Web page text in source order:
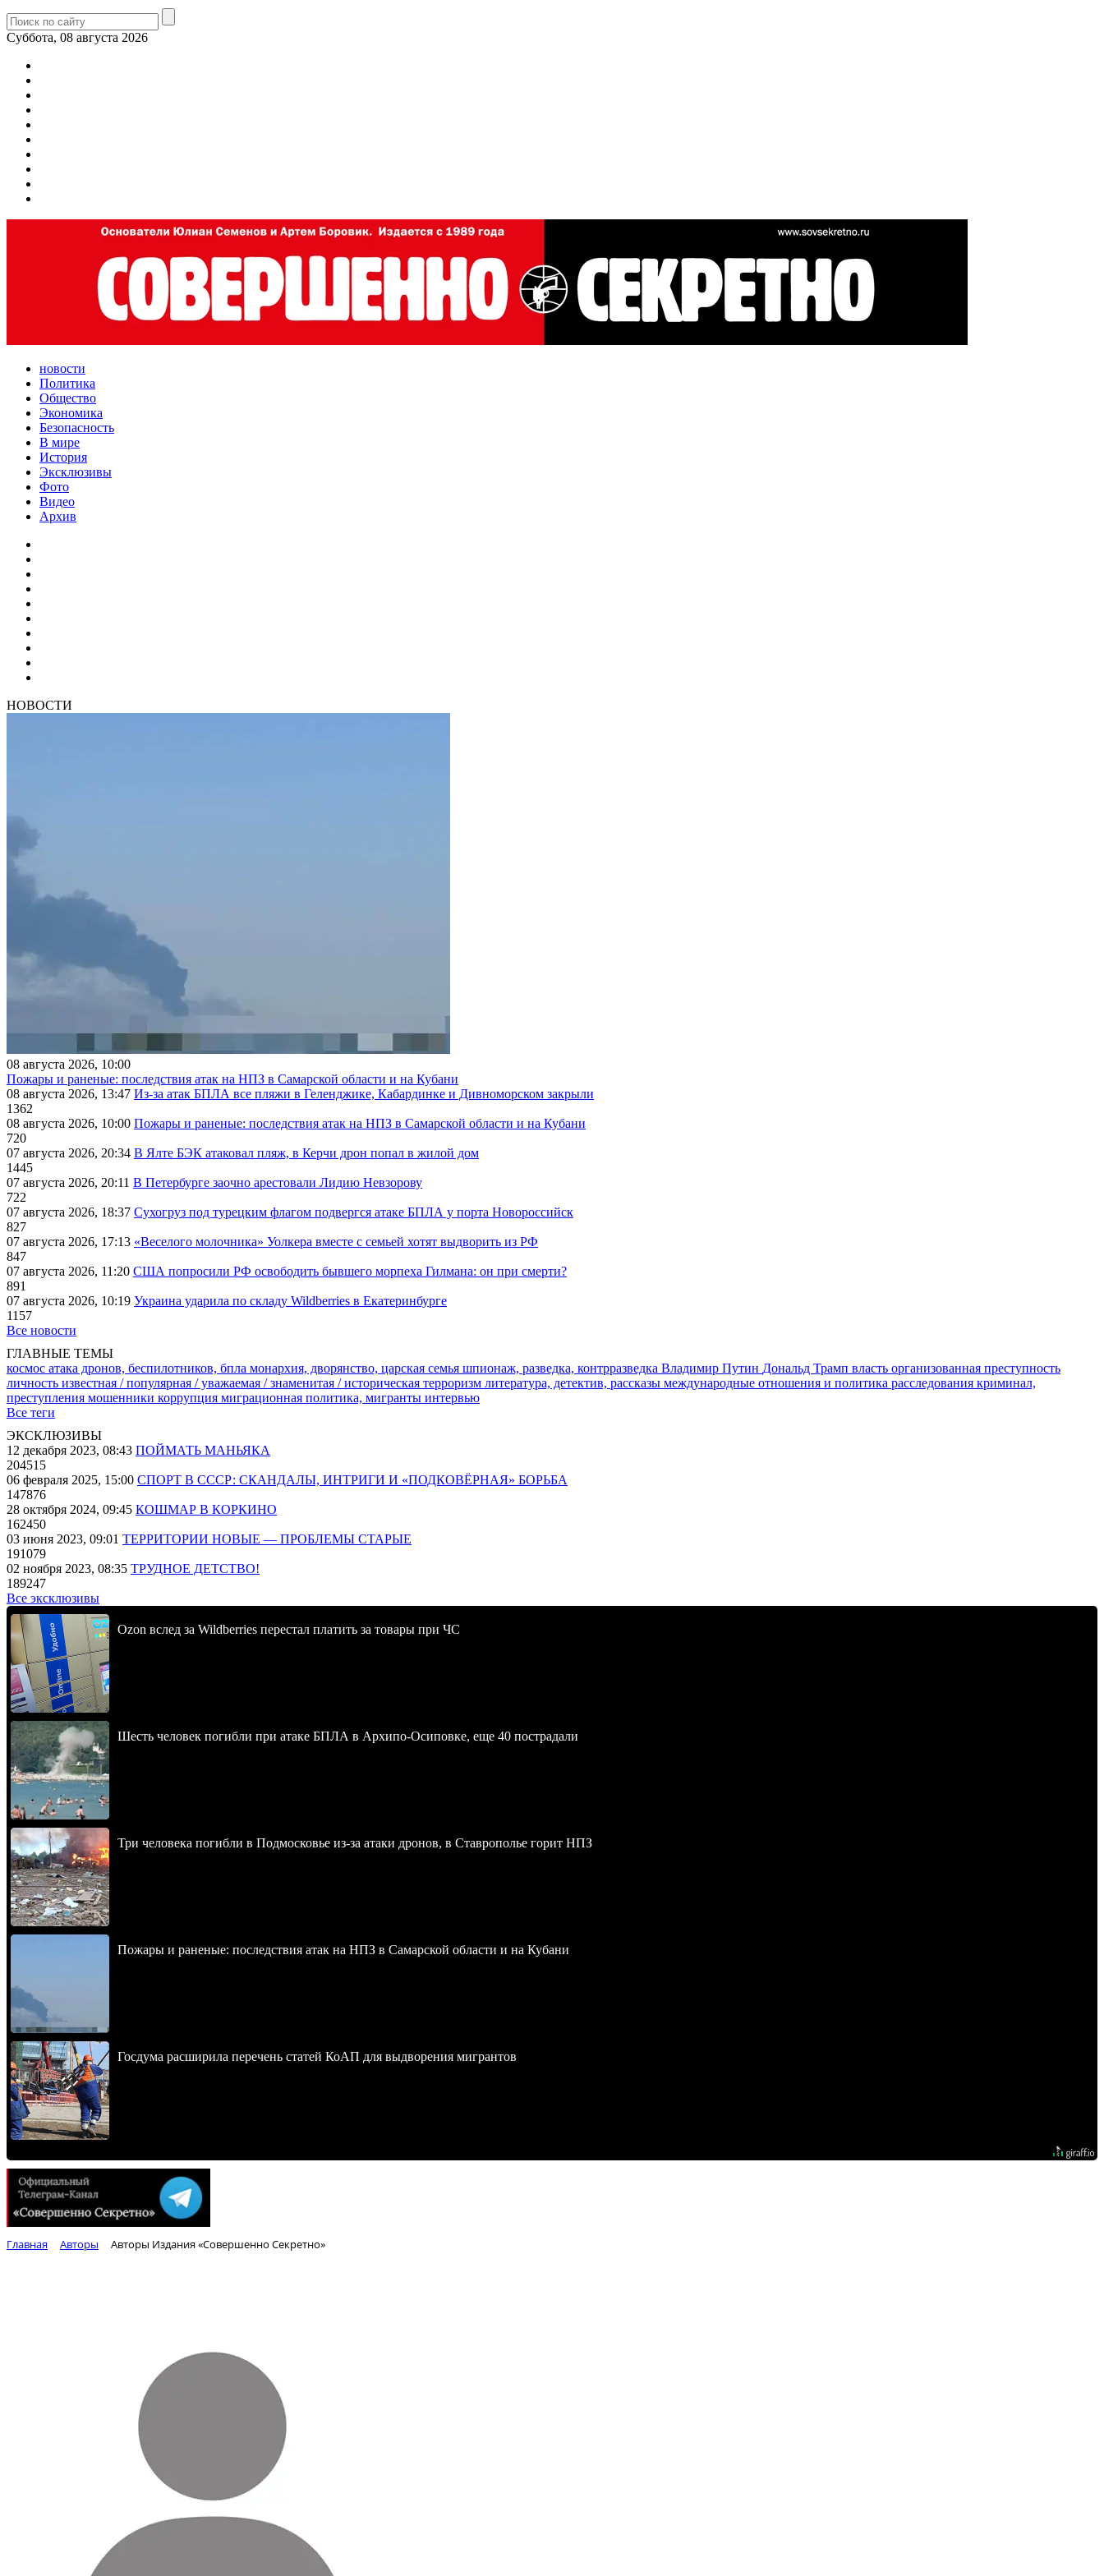
Суббота, 08 августа 2026
новости
Политика
Общество
Экономика
Безопасность
В мире
История
Эксклюзивы
Фото
Видео
Архив
НОВОСТИ
08 августа 2026, 10:00
Пожары и раненые: последствия атак на НПЗ в Самарской области и на Кубани
08 августа 2026, 13:47 Из-за атак БПЛА все пляжи в Геленджике, Кабардинке и Дивноморском закрыли
1362
08 августа 2026, 10:00 Пожары и раненые: последствия атак на НПЗ в Самарской области и на Кубани
720
07 августа 2026, 20:34 В Ялте БЭК атаковал пляж, в Керчи дрон попал в жилой дом
1445
07 августа 2026, 20:11 В Петербурге заочно арестовали Лидию Невзорову
722
07 августа 2026, 18:37 Сухогруз под турецким флагом подвергся атаке БПЛА у порта Новороссийск
827
07 августа 2026, 17:13 «Веселого молочника» Уолкера вместе с семьей хотят выдворить из РФ
847
07 августа 2026, 11:20 США попросили РФ освободить бывшего морпеха Гилмана: он при смерти?
891
07 августа 2026, 10:19 Украина ударила по складу Wildberries в Екатеринбурге
1157
Все новости
ГЛАВНЫЕ ТЕМЫ
космос атака дронов, беспилотников, бпла монархия, дворянство, царская семья шпионаж, разведка, контрразведка Владимир Путин Дональд Трамп власть организованная преступность
личность известная / популярная / уважаемая / знаменитая / историческая терроризм литература, детектив, рассказы международные отношения и политика расследования криминал,
преступления мошенники коррупция миграционная политика, мигранты интервью
Все теги
ЭКСКЛЮЗИВЫ
12 декабря 2023, 08:43 ПОЙМАТЬ МАНЬЯКА
204515
06 февраля 2025, 15:00 СПОРТ В СССР: СКАНДАЛЫ, ИНТРИГИ И «ПОДКОВЁРНАЯ» БОРЬБА
147876
28 октября 2024, 09:45 КОШМАР В КОРКИНО
162450
03 июня 2023, 09:01 ТЕРРИТОРИИ НОВЫЕ — ПРОБЛЕМЫ СТАРЫЕ
191079
02 ноября 2023, 08:35 ТРУДНОЕ ДЕТСТВО!
189247
Все эксклюзивы
Ozon вслед за Wildberries перестал платить за товары при ЧС
Шесть человек погибли при атаке БПЛА в Архипо-Осиповке, еще 40 пострадали
Три человека погибли в Подмосковье из-за атаки дронов, в Ставрополье горит НПЗ
Пожары и раненые: последствия атак на НПЗ в Самарской области и на Кубани
Госдума расширила перечень статей КоАП для выдворения мигрантов
Главная Авторы Авторы Издания «Совершенно Секретно»